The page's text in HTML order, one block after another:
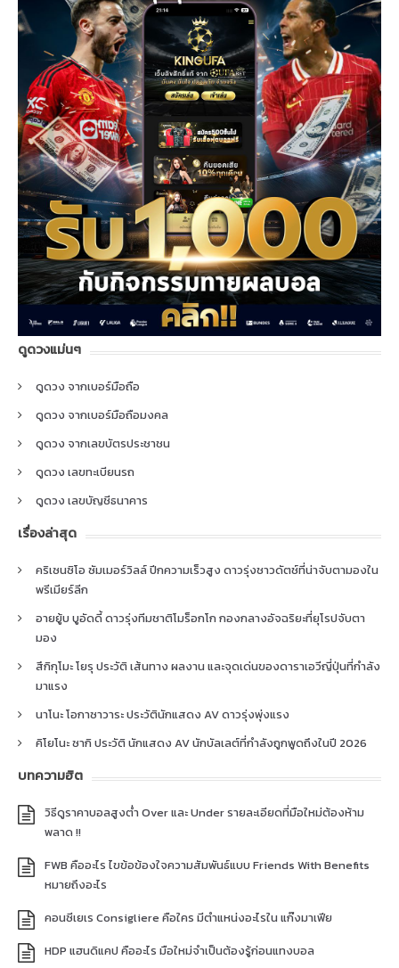
ดูดวงแม่นๆ
ดูดวง จากเบอร์มือถือ
ดูดวง จากเบอร์มือถือมงคล
ดูดวง จากเลขบัตรประชาชน
ดูดวง เลขทะเบียนรถ
ดูดวง เลขบัญชีธนาคาร
เรื่องล่าสุด
คริเซนซิโอ ซัมเมอร์วิลล์ ปีกความเร็วสูง ดาวรุ่งชาวดัตช์ที่น่าจับตามองใน
พรีเมียร์ลีก
อายยู้บ บูอัดดี้ ดาวรุ่งทีมชาติโมร็อกโก กองกลางอัจฉริยะที่ยุโรปจับตา
มอง
สึกิกุโมะ โยรุ ประวัติ เส้นทาง ผลงาน และจุดเด่นของดาราเอวีญี่ปุ่นที่กำลัง
มาแรง
นาโนะ โอกาซาวาระ ประวัตินักแสดง AV ดาวรุ่งพุ่งแรง
คิโยโนะ ซากิ ประวัติ นักแสดง AV นักบัลเลต์ที่กำลังถูกพูดถึงในปี 2026
บทความฮิต
วิธีดูราคาบอลสูงต่ำ Over และ Under รายละเอียดที่มือใหม่ต้องห้าม
พลาด !!
FWB คืออะไร ไขข้อข้องใจความสัมพันธ์แบบ Friends With Benefits
หมายถึงอะไร
คอนซีเยเร Consigliere คือใคร มีตำแหน่งอะไรใน แก๊งมาเฟีย
HDP แฮนดิแคป คืออะไร มือใหม่จำเป็นต้องรู้ก่อนแทงบอล